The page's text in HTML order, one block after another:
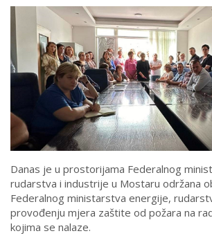
Danas je u prostorijama Federalnog
rudarstva i industrije u Mostaru održana
Federalnog ministarstva energije,
provođenju mjera zaštite od požara na
kojima se nalaze.